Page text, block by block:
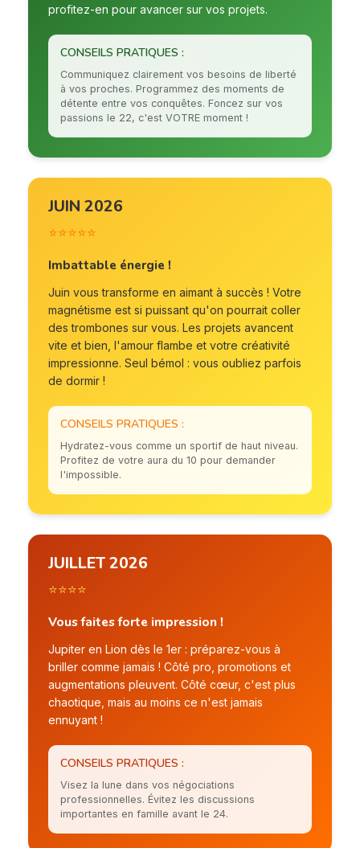
profitez-en pour avancer sur vos projets.
CONSEILS PRATIQUES :
Communiquez clairement vos besoins de liberté
à vos proches. Programmez des moments de
détente entre vos conquêtes. Foncez sur vos
passions le 22, c'est VOTRE moment !
JUIN 2026
⭐⭐⭐⭐⭐
Imbattable énergie !
Juin vous transforme en aimant à succès ! Votre
magnétisme est si puissant qu'on pourrait coller
des trombones sur vous. Les projets avancent
vite et bien, l'amour flambe et votre créativité
impressionne. Seul bémol : vous oubliez parfois
de dormir !
CONSEILS PRATIQUES :
Hydratez-vous comme un sportif de haut niveau.
Profitez de votre aura du 10 pour demander
l'impossible.
JUILLET 2026
⭐⭐⭐⭐
Vous faites forte impression !
Jupiter en Lion dès le 1er : préparez-vous à
briller comme jamais ! Côté pro, promotions et
augmentations pleuvent. Côté cœur, c'est plus
chaotique, mais au moins ce n'est jamais
ennuyant !
CONSEILS PRATIQUES :
Visez la lune dans vos négociations
professionnelles. Évitez les discussions
importantes en famille avant le 24.